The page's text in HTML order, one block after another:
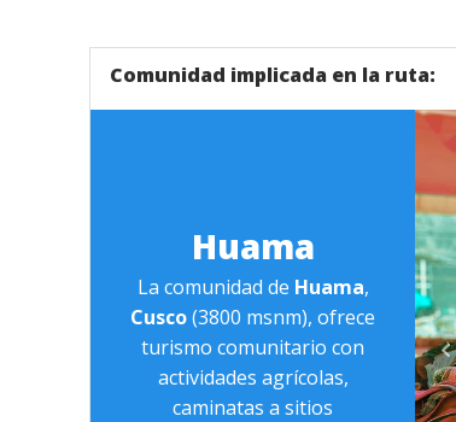
Comunidad implicada en la ruta:
Huama
La comunidad de Huama,
Cusco(3800 msnm), ofrece
turismo comunitario con
actividades agrícolas,
caminatas a sitios